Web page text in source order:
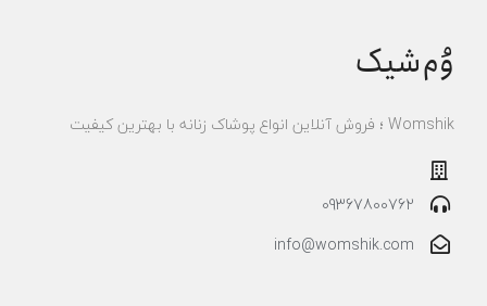
وُم‌شیک
Womshik ؛ فروش آنلاین انواع پوشاک زنانه با بهترین کیفیت
09367800762
info@womshik.com